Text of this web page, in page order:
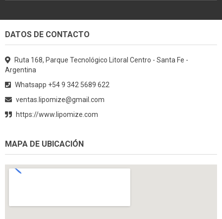
DATOS DE CONTACTO
Ruta 168, Parque Tecnológico Litoral Centro - Santa Fe -
Argentina
Whatsapp +54 9 342 5689 622
ventas.lipomize@gmail.com
https://www.lipomize.com
MAPA DE UBICACIÓN